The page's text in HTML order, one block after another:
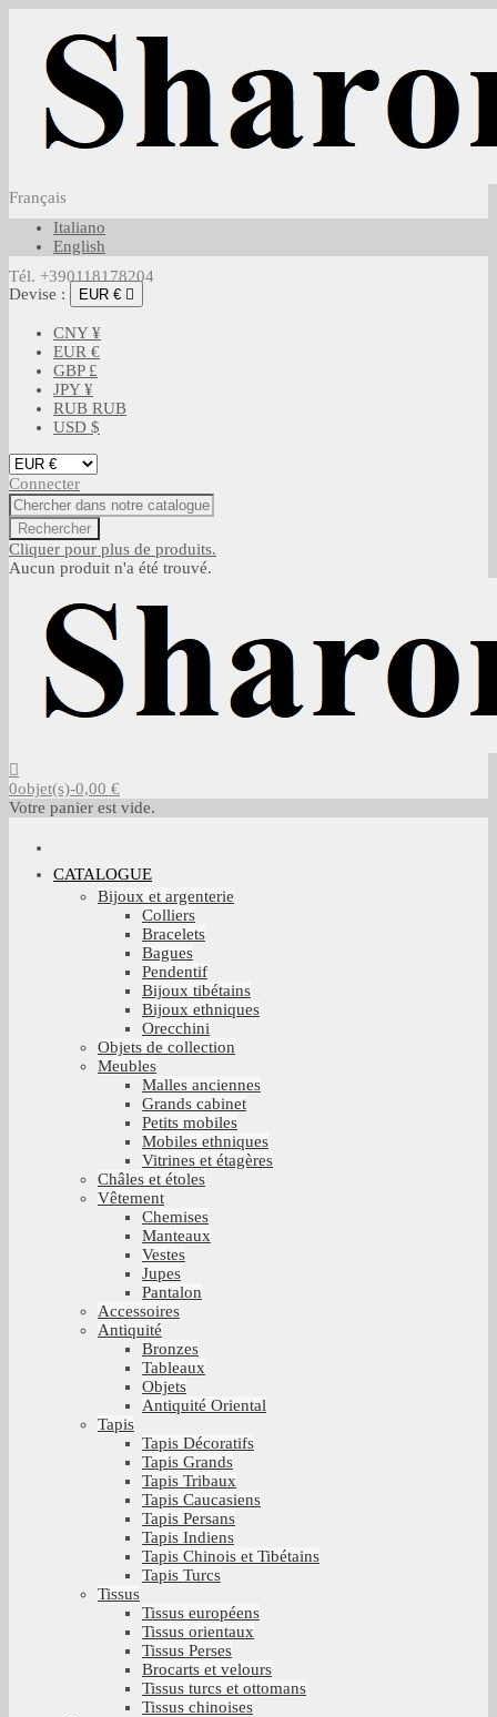
Français
Italiano
English
Tél. +390118178204
Devise :
EUR € 
CNY ¥
EUR €
GBP £
JPY ¥
RUB RUB
USD $
Connecter
Rechercher
Cliquer pour plus de produits.
Aucun produit n'a été trouvé.
0objet(s)-0,00 €
Votre panier est vide.
CATALOGUE
Bijoux et argenterie
Colliers
Bracelets
Bagues
Pendentif
Bijoux tibétains
Bijoux ethniques
Orecchini
Objets de collection
Meubles
Malles anciennes
Grands cabinet
Petits mobiles
Mobiles ethniques
Vitrines et étagères
Châles et étoles
Vêtement
Chemises
Manteaux
Vestes
Jupes
Pantalon
Accessoires
Antiquité
Bronzes
Tableaux
Objets
Antiquité Oriental
Tapis
Tapis Décoratifs
Tapis Grands
Tapis Tribaux
Tapis Caucasiens
Tapis Persans
Tapis Indiens
Tapis Chinois et Tibétains
Tapis Turcs
Tissus
Tissus européens
Tissus orientaux
Tissus Perses
Brocarts et velours
Tissus turcs et ottomans
Tissus chinoises